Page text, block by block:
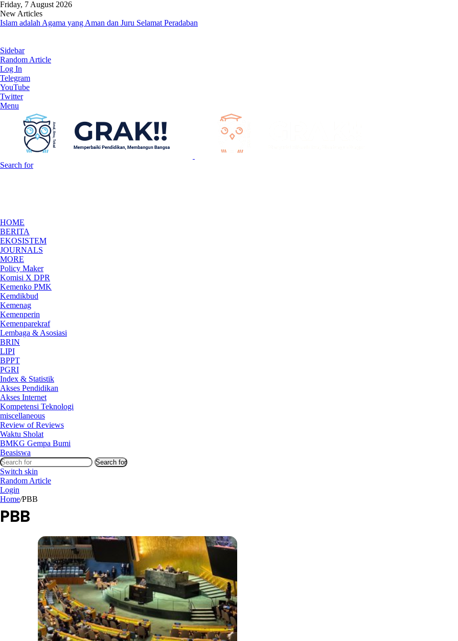
Friday, 7 August 2026
New Articles
Islam adalah Agama yang Aman dan Juru Selamat Peradaban
Sidebar
Random Article
Log In
Telegram
YouTube
Twitter
Menu
Search for
HOME
BERITA
EKOSISTEM
JOURNALS
MORE
Policy Maker
Komisi X DPR
Kemenko PMK
Kemdikbud
Kemenag
Kemenperin
Kemenparekraf
Lembaga & Asosiasi
BRIN
LIPI
BPPT
PGRI
Index & Statistik
Akses Pendidikan
Akses Internet
Kompetensi Teknologi
miscellaneous
Review of Reviews
Waktu Sholat
BMKG Gempa Bumi
Beasiswa
Search for
Switch skin
Random Article
Login
Home/PBB
PBB